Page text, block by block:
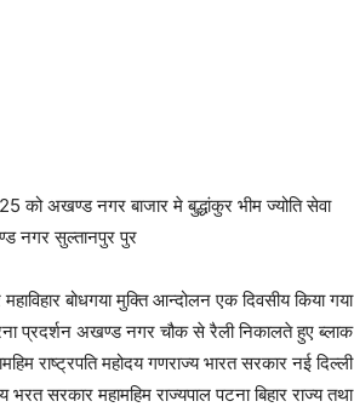
अखण्ड नगर बाजार मे बुद्धांकुर भीम ज्योति सेवा
नगर सुल्तानपुर पुर
बोधगया मुक्ति आन्दोलन एक दिवसीय किया गया
प्रदर्शन अखण्ड नगर चौक से रैली निकालते हुए ब्लाक
राष्ट्रपति महोदय गणराज्य भारत सरकार नई दिल्ली
भरत सरकार महामहिम राज्यपाल पटना बिहार राज्य तथा